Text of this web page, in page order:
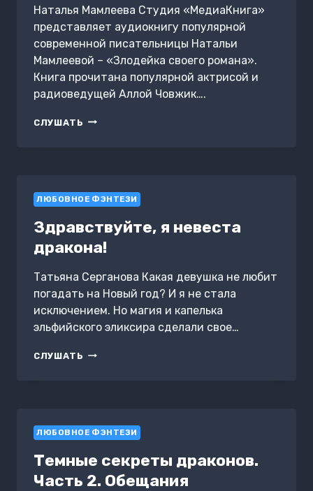
Наталья Мамлеева Студия «МедиаКнига»
представляет аудиокнигу популярной
современной писательницы Натальи
Мамлеевой – «Злодейка своего романа».
Книга прочитана популярной актрисой и
радиоведущей Аллой Човжик….
СЛУШАТЬ ЗЛОДЕЙКА
ЛЮБОВНОЕ ФЭНТЕЗИ
Здравствуйте, я невеста
дракона!
Татьяна Серганова Какая девушка не любит
погадать на Новый год? И я не стала
исключением. Но магия и капелька
эльфийского эликсира сделали свое…
СЛУШАТЬ ЗДРАВСТВУЙТЕ,
ЛЮБОВНОЕ ФЭНТЕЗИ
Темные секреты драконов.
Часть 2. Обещания